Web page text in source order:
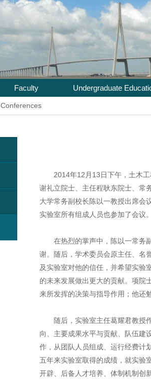
Faculty Undergraduate
Conferences
2014年12月13日下午，土木工
谢礼立院士、主任程耿东院士、常
大学常务副校长陈以一教授出席会
实验室所有组成人员也参加了会议。
在热烈的掌声中，陈以一常务副
谢。随后，学术委员会原主任、名
及实验室对他的信任，并希望实验
的未来发展做出更大的贡献。项院
来所发挥的决策与指导作用；他还
随后，实验室主任葛耀君教授作
向、主要成果水平与贡献、队伍建
作，从团队人员组成、运行经费计
五年来实验室取得的成绩，就实验
开辟、后备人才培养、体制机制创